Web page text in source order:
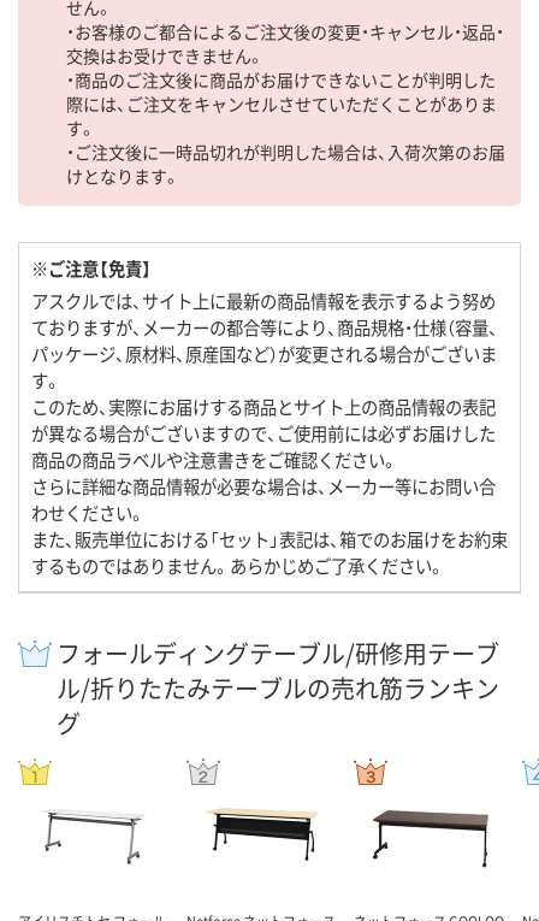
せん。
・お客様のご都合によるご注文後の変更・キャンセル・返品・
交換はお受けできません。
・商品のご注文後に商品がお届けできないことが判明した
際には、ご注文をキャンセルさせていただくことがありま
す。
・ご注文後に一時品切れが判明した場合は、入荷次第のお届
けとなります。
※ご注意【免責】
アスクルでは、サイト上に最新の商品情報を表示するよう努め
ておりますが、メーカーの都合等により、商品規格・仕様（容量、
パッケージ、原材料、原産国など）が変更される場合がございま
す。
このため、実際にお届けする商品とサイト上の商品情報の表記
が異なる場合がございますので、ご使用前には必ずお届けした
商品の商品ラベルや注意書きをご確認ください。
さらに詳細な商品情報が必要な場合は、メーカー等にお問い合
わせください。
また、販売単位における「セット」表記は、箱でのお届けをお約束
するものではありません。あらかじめご了承ください。
フォールディングテーブル/研修用テーブ
ル/折りたたみテーブルの売れ筋ランキン
グ